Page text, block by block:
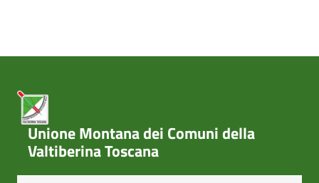
Unione Montana dei Comuni della
Valtiberina Toscana